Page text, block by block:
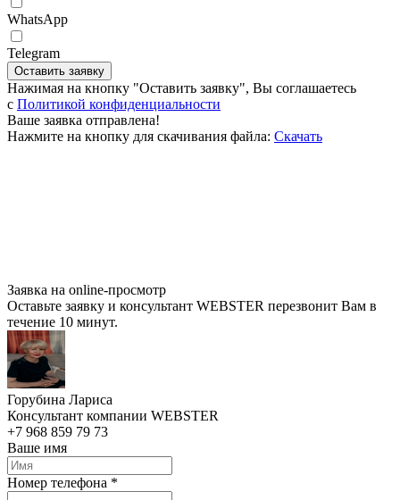
WhatsApp
Telegram
Оставить заявку
Нажимая на кнопку "Оставить заявку", Вы соглашаетесь
c Политикой конфиденциальности
Ваше заявка отправлена!
Нажмите на кнопку для скачивания файла: Скачать
Заявка на online-просмотр
Оставьте заявку и консультант WEBSTER перезвонит Вам в
течение 10 минут.
Горубина Лариса
Консультант компании WEBSTER
+7 968 859 79 73
Ваше имя
Номер телефона *